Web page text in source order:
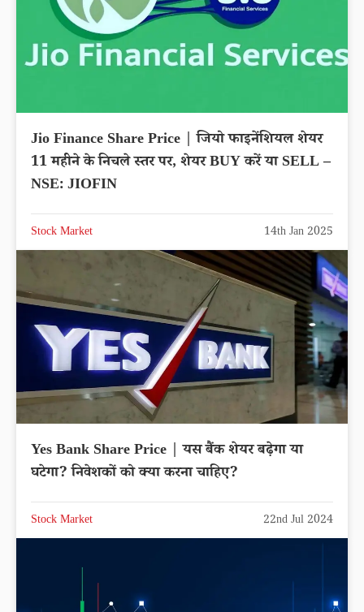
Jio Finance Share Price | जियो फाइनेंशियल शेयर
11 महीने के निचले स्तर पर, शेयर BUY करें या SELL –
NSE: JIOFIN
Stock Market 14th Jan 2025
Yes Bank Share Price | यस बैंक शेयर बढ़ेगा या
घटेगा? निवेशकों को क्या करना चाहिए?
Stock Market 22nd Jul 2024